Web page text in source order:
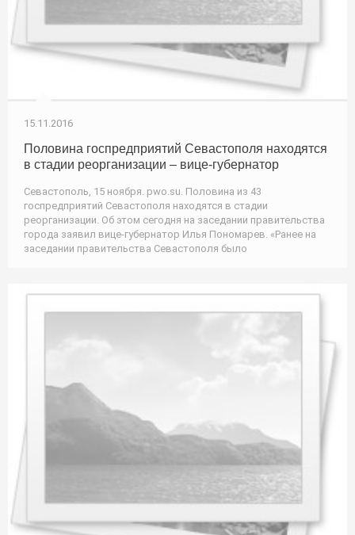
15.11.2016
Половина госпредприятий Севастополя находятся
в стадии реорганизации – вице-губернатор
Севастополь, 15 ноября. pwo.su. Половина из 43
госпредприятий Севастополя находятся в стадии
реорганизации. Об этом сегодня на заседании правительства
города заявил вице-губернатор Илья Пономарев. «Ранее на
заседании правительства Севастополя было